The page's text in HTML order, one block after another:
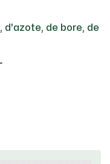
d'azote, de bore, de